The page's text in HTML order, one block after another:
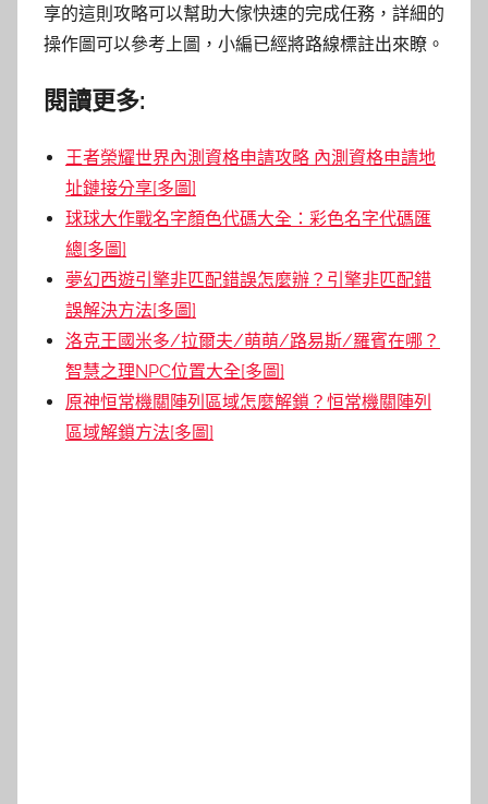
享的這則攻略可以幫助大傢快速的完成任務，詳細的
操作圖可以參考上圖，小編已經將路線標註出來瞭。
閱讀更多:
王者榮耀世界內測資格申請攻略 內測資格申請地
址鏈接分享[多圖]
球球大作戰名字顏色代碼大全：彩色名字代碼匯
總[多圖]
夢幻西遊引擎非匹配錯誤怎麼辦？引擎非匹配錯
誤解決方法[多圖]
洛克王國米多/拉爾夫/萌萌/路易斯/羅賓在哪？
智慧之理NPC位置大全[多圖]
原神恒常機關陣列區域怎麼解鎖？恒常機關陣列
區域解鎖方法[多圖]